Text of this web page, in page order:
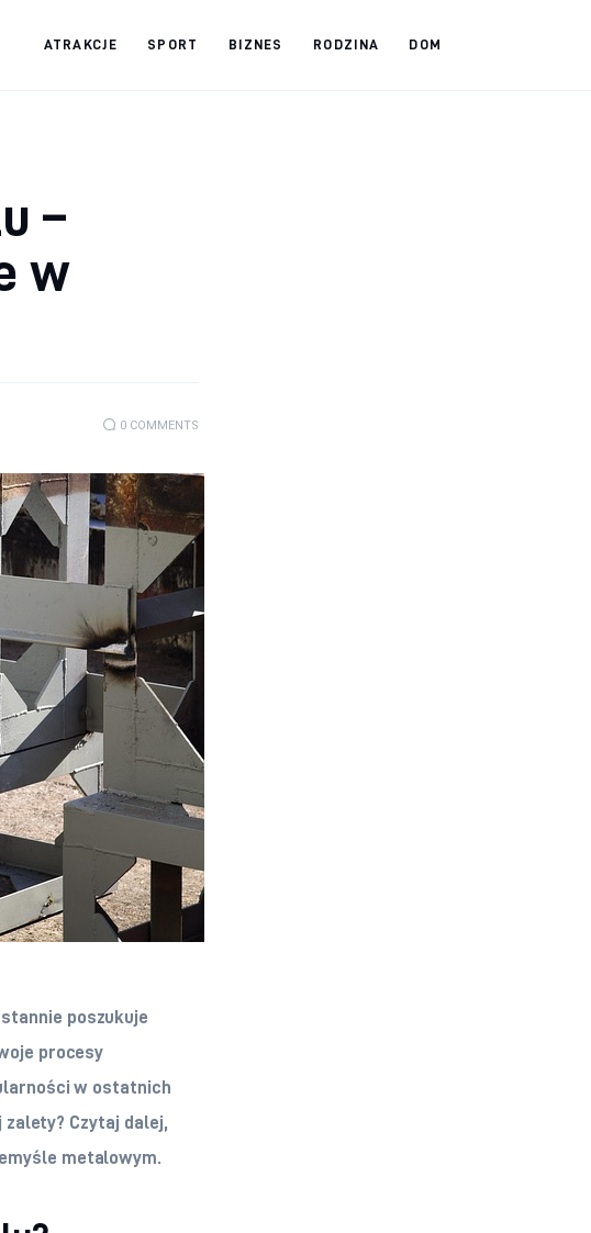
ATRAKCJE SPORT BIZNES RODZINA DOM
–
w
0 COMMENTS
poszukuje
procesy
w ostatnich
Czytaj dalej,
metalowym.